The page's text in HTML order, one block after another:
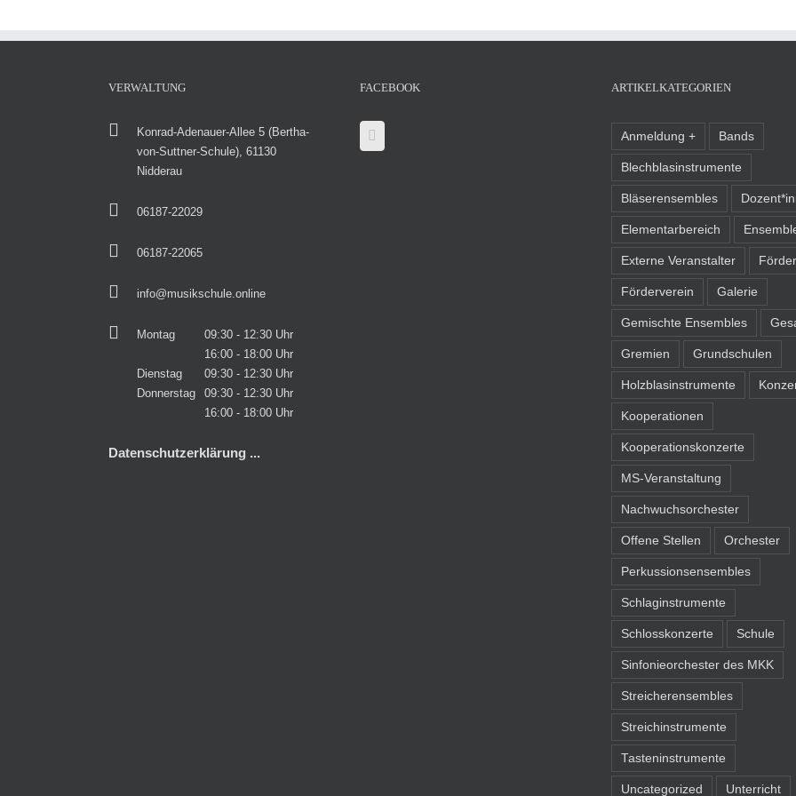
VERWALTUNG
Konrad-Adenauer-Allee 5 (Bertha-
von-Suttner-Schule), 61130
Nidderau
06187-22029
06187-22065
info@musikschule.online
Montag
09:30 - 12:30 Uhr
16:00 - 18:00 Uhr
Dienstag
09:30 - 12:30 Uhr
Donnerstag
09:30 - 12:30 Uhr
16:00 - 18:00 Uhr
Datenschutzerklärung ...
FACEBOOK ARTIKELKATEGORIEN
Anmeldung + Bands
Blechblasinstrumente
Bläserensembles
Elementarbereich
Externe Veranstalter
Förderverein Galerie
Gemischte Ensembles
Gremien Grundschulen
Holzblasinstrumente
Kooperationen
Kooperationskonzerte
MS-Veranstaltung
Nachwuchsorchester
Offene Stellen Orchester
Perkussionsensembles
Schlaginstrumente
Schlosskonzerte Schule
Sinfonieorchester des MKK
Streicherensembles
Streichinstrumente
Tasteninstrumente
Uncategorized Unterricht